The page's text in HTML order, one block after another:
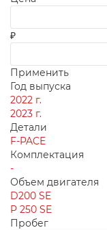
₽
Применить
Год выпуска
2022 г.
2023 г.
Детали
F-PACE
Комплектация
-
Объем двигателя
D200 SE
P 250 SE
Пробег